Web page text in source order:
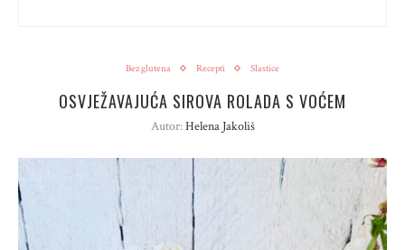
Bez glutena Recepti Slastice
OSVJEŽAVAJUĆA SIROVA ROLADA S VOĆEM
Autor:Helena Jakoliš